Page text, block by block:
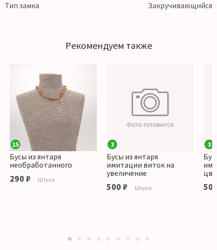
Тип замка
Закручивающийся
Рекомендуем также
15
Бусы из янтаря
необработанного
290 ₽ Штука
3
Бусы из янтаря
имитации виток на
увеличение
500 ₽ Штука
3